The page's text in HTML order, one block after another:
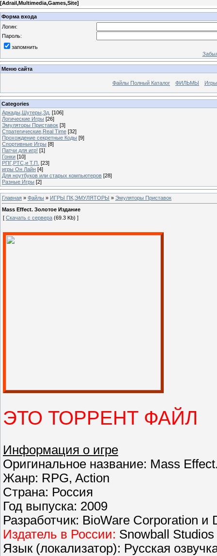
[Adrail,Multimedia,Games,Site]
Форма входа
Логин:
Пароль:
запомнить
Меню сайта
Файлы Полный Каталог ФИЛЬМЫ
Categories
Аркады,Шутеры,3д, [106]
Логические Игры [26]
Эмуляторы Приставок [3]
Стратегические,Real Time [32]
Прохождение секретные Коды [9]
Спортивные Игры [8]
Патчи для игр! [1]
Гонки [10]
РПГ,РТС,и Т.П. [23]
игры Он Лайн [4]
Для ноутбуков или старых компьютеров [28]
Разные Игры [2]
Главная » Файлы » ИГРЫ ПК,ЭМУЛЯТОРЫ » Эмуляторы Приставок
Mass Effect. Золотое Издание
[ Скачать с сервера (69.3 Kb) ]
ЭТО ТОРРЕНТ ФАЙЛ
Информация о игре
Оригинальное название: Mass
Жанр: RPG, Action
Страна: Россия
Год выпуска: 2009
Разработчик: BioWare Corporation и
Издатель в России: Snowball Studios
Язык (локализатор): Русская